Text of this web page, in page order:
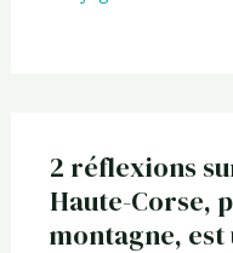
2 réflexions
Haute-Corse,
montagne,